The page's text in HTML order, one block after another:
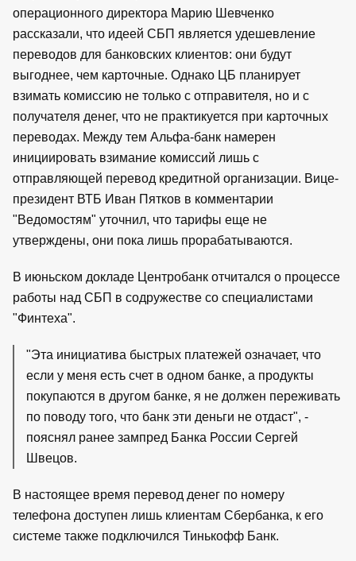
операционного директора Марию Шевченко
рассказали, что идеей СБП является удешевление
переводов для банковских клиентов: они будут
выгоднее, чем карточные. Однако ЦБ планирует
взимать комиссию не только с отправителя, но и с
получателя денег, что не практикуется при карточных
переводах. Между тем Альфа-банк намерен
инициировать взимание комиссий лишь с
отправляющей перевод кредитной организации. Вице-
президент ВТБ Иван Пятков в комментарии
"Ведомостям" уточнил, что тарифы еще не
утверждены, они пока лишь прорабатываются.
В июньском докладе Центробанк отчитался о процессе
работы над СБП в содружестве со специалистами
"Финтеха".
"Эта инициатива быстрых платежей означает, что
если у меня есть счет в одном банке, а продукты
покупаются в другом банке, я не должен переживать
по поводу того, что банк эти деньги не отдаст", -
пояснял ранее зампред Банка России Сергей
Швецов.
В настоящее время перевод денег по номеру
телефона доступен лишь клиентам Сбербанка, к его
системе также подключился Тинькофф Банк.